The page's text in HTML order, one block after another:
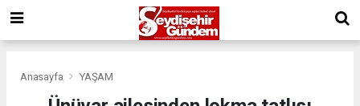
Anasayfa YAŞAM